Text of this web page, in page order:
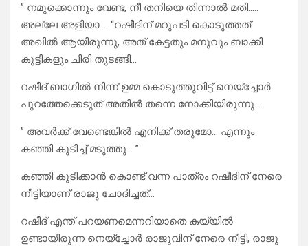
” നമുക്കൊന്നും വേണ്ട, നീ തനിയെ തിന്നാൽ മതി…..
അല്ലേ അളിയാ…. “റഷീദിന് മറുപടി കൊടുത്തത്
അഖിൽ ആയിരുന്നു, അത് കേട്ടതും മനുവും ബാക്കി
കുട്ടികളും ചിരി തുടങ്ങി…
റഷീദ് ബാഗിൽ നിന്ന് ഉമ്മ കൊടുത്തുവിട്ട് നെയ്‌ച്ചോർ
പുറത്തേക്കെടുത് അതിൽ തന്നെ നോക്കിയിരുന്നു….
” അവർക്ക് വേണ്ടെങ്കിൽ എനിക്ക് തരുമോ… എന്നും
കഞ്ഞി കുടിച്ച് മടുത്തു… ”
കഞ്ഞി കുടിക്കാൻ കൊണ്ട് വന്ന പാത്രം റഷീദിന് നേരെ
നീട്ടിയാണ് രാജു ചോദിച്ചത്…
റഷീദ് എന്ത് പറയണമെന്നറിയാതെ കയ്യിൽ
ഉണ്ടായിരുന്ന നെയ്‌ച്ചോർ രാജുവിന് നേരെ നീട്ടി, രാജു